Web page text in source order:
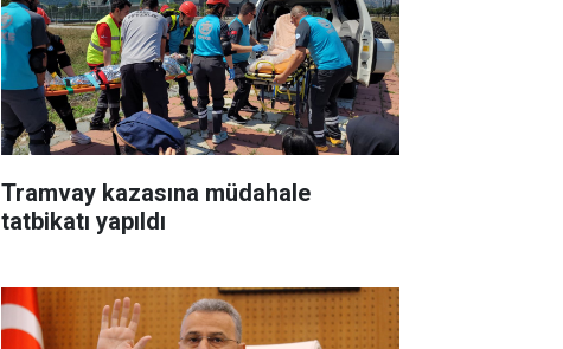
Tramvay kazasına müdahale
tatbikatı yapıldı